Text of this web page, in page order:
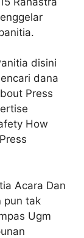
disini
dana
Press
How
Acara Dan
pun tak
Ugm